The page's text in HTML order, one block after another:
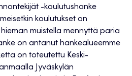
-koulutushanke
koulutukset on
muistella mennyttä paria
on antanut hankealueemme
on toteutettu Keski-
Jyväskylän